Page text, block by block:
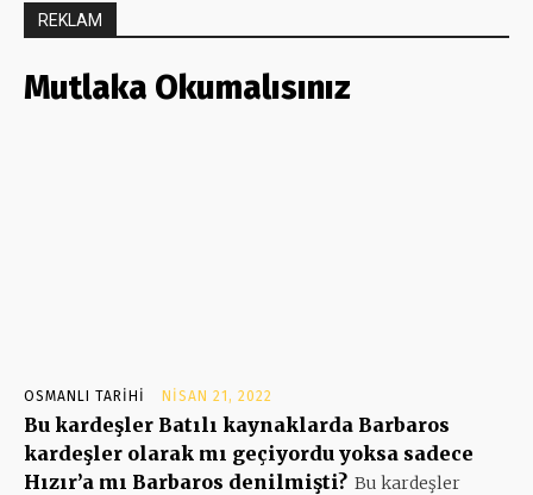
REKLAM
Mutlaka Okumalısınız
OSMANLI TARIHI NISAN 21, 2022
Bu kardeşler Batılı kaynaklarda Barbaros
kardeşler olarak mı geçiyordu yoksa sadece
Hızır’a mı Barbaros denilmişti? Bu kardeşler